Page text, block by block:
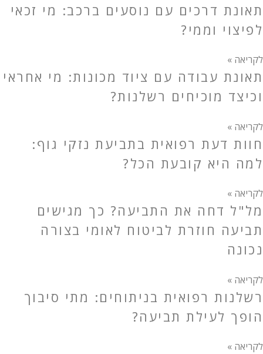
תאונת דרכים עם נוסעים ברכב: מי זכאי
לפיצוי וממי?
לקריאה »
תאונת עבודה עם ציוד מכונות: מי אחראי
וכיצד מוכיחים רשלנות?
לקריאה »
חוות דעת רפואית בתביעת נזקי גוף:
למה היא קובעת הכל?
לקריאה »
מל"ל דחה את התביעה? כך מגישים
תביעה חוזרת לביטוח לאומי בצורה
נכונה
לקריאה »
רשלנות רפואית בניתוחים: מתי סיבוך
הופך לעילת תביעה?
לקריאה »